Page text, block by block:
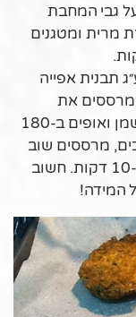
גבי המחבת
מרית ומטגנים
תבנית אפייה
מרססים את
ההמבורגרים במעט תרסיס שמן ואופים ב-180
הופכים, מרססים שוב
בתרסיס שמן ואופים עוד 10-12 דקות. חשוב
המידה!